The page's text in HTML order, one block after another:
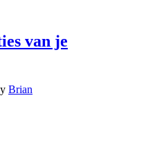
van je
Brian